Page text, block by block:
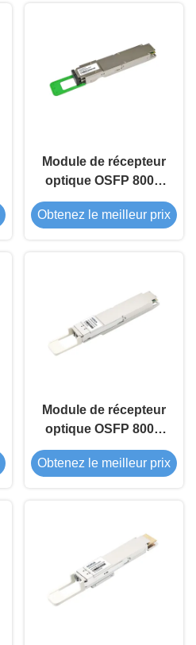
Module de récepteur
optique OSFP 800G
CWDM4 2*FR4
Obtenez le meilleur prix
Module de récepteur
optique OSFP 800G
ZR+ PRO
Obtenez le meilleur prix